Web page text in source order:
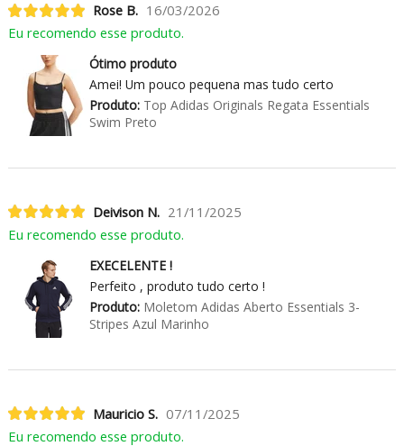
Rose B. 16/03/2026
Eu recomendo esse produto.
Ótimo produto
Amei! Um pouco pequena mas tudo certo
Produto:Top Adidas Originals Regata Essentials
Swim Preto
Deivison N. 21/11/2025
Eu recomendo esse produto.
EXECELENTE !
Perfeito , produto tudo certo !
Produto:Moletom Adidas Aberto Essentials 3-
Stripes Azul Marinho
Mauricio S. 07/11/2025
Eu recomendo esse produto.